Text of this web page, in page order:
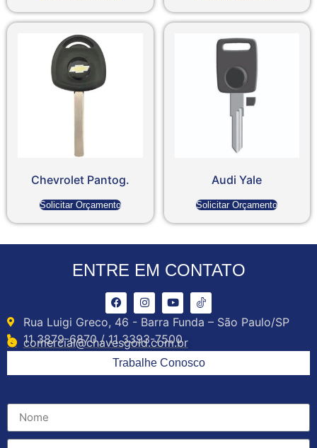
Chevrolet Pantog.
Solicitar Orçamento
Audi Yale
Solicitar Orçamento
ENTRE EM CONTATO
Rua Luigi Greco, 46 - Barra Funda – São Paulo/SP
11 3879-6870 / 11 3393-7500
comercial@chavesgold.com.br
Trabalhe Conosco